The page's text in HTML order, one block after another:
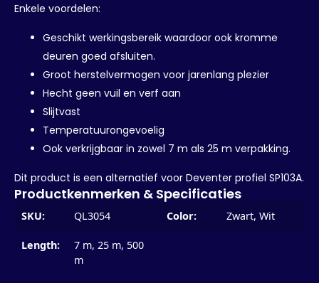
Enkele voordelen:
Geschikt werkingsbereik waardoor ook kromme
deuren goed afsluiten.
Groot herstelvermogen voor jarenlang plezier
Hecht geen vuil en verf aan
Slijtvast
Temperatuurongevoelig
Ook verkrijgbaar in zowel 7 m als 25 m verpakking.
Dit product is een alternatief voor Deventer profiel SP103A.
Productkenmerken & Specificaties
SKU: QL3054
Length:
7 m, 25 m, 500
m
Color: Zwart, Wit